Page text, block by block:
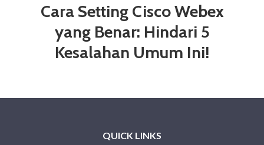
Cara Setting Cisco Webex
yang Benar: Hindari 5
Kesalahan Umum Ini!
QUICK LINKS